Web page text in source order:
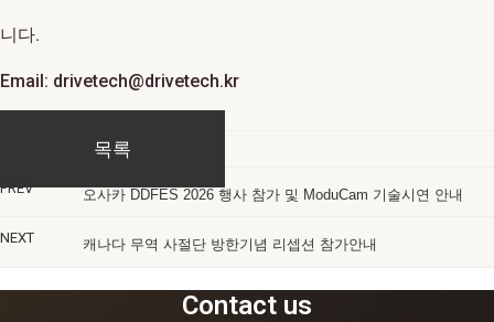
니다.
Email: drivetech@drivetech.kr
목록
PREV 오사카 DDFES 2026 행사 참가 및 ModuCam 기술시연 안내
NEXT 캐나다 무역 사절단 방한기념 리셉션 참가안내
Contact us